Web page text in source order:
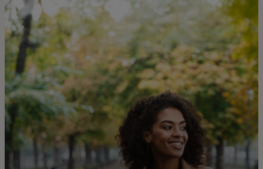
Pour vous
Pour les entreprises
Pour le monde
Pour les innovateurs